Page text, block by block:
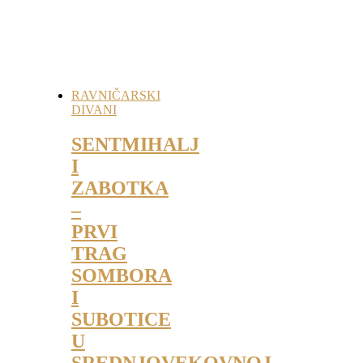
RAVNIČARSKI
DIVANI
SENTMIHALJ
I
ZABOTKA
–
PRVI
TRAG
SOMBORA
I
SUBOTICE
U